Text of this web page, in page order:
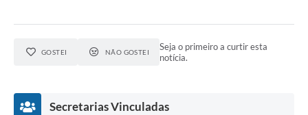
GOSTEI NÃO GOSTEI
Seja o primeiro a curtir esta
notícia.
Secretarias Vinculadas